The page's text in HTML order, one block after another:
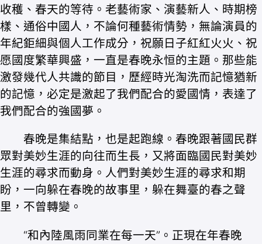
收穫、春天的等待。老藝術家、演藝新人、時期榜
樣、通俗中國人，不論何種藝術情勢，無論演員的
年紀鉅細與個人工作成分，祝願日子紅紅火火、祝
愿國度繁華興盛，一直是春晚永恒的主題。那些能
激發幾代人共識的節目，歷經時光淘洗而記憶猶新
的記憶，必定是激起了我們配合的愛國情，表達了
我們配合的強國夢。
春晚是集結點，也是起跑線。春晚跟著國民群
眾對美妙生涯的向往而生長，又將面臨國民對美妙
生涯的尋求而動身。人們對美妙生涯的尋求和期
盼，一向躲在春晚的故事里，躲在舞臺的春之聲
里，不曾轉變。
“和內陸風雨同業在每一天”。正現在年春晚